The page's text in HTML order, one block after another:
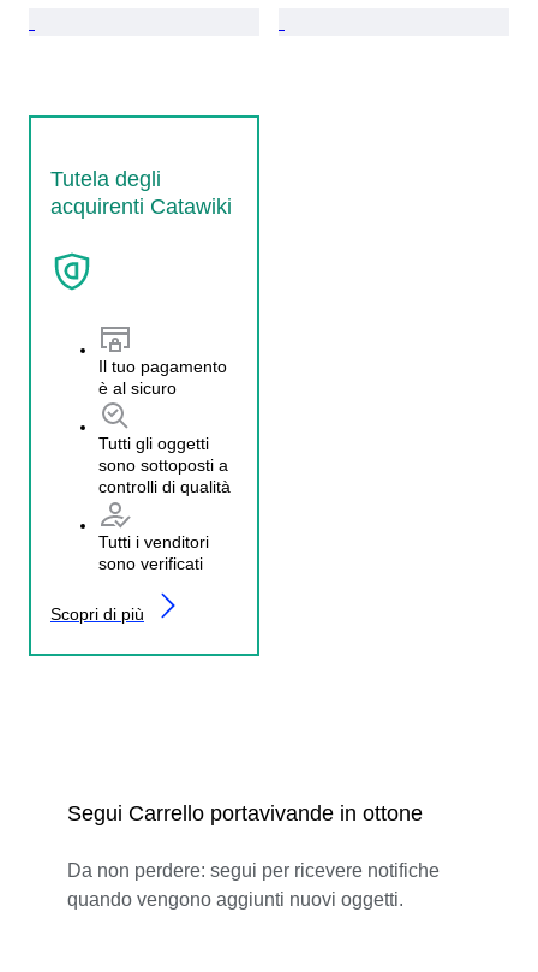
Tutela degli
acquirenti Catawiki
Il tuo pagamento
è al sicuro
Tutti gli oggetti
sono sottoposti a
controlli di qualità
Tutti i venditori
sono verificati
Scopri di più
Segui Carrello portavivande in ottone
Da non perdere: segui per ricevere notifiche
quando vengono aggiunti nuovi oggetti.